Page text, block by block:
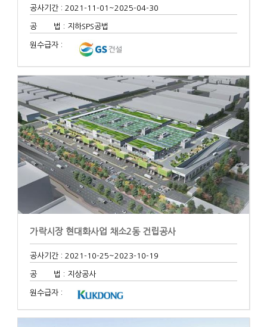
공사기간 : 2021-11-01 ~2025-04-30
공 법 : 지하SPS공법
원수급자 :
가락시장 현대화사업 채소2동 건립공사
공사기간 : 2021-10-25~2023-10-19
공 법 : 지상공사
원수급자 :